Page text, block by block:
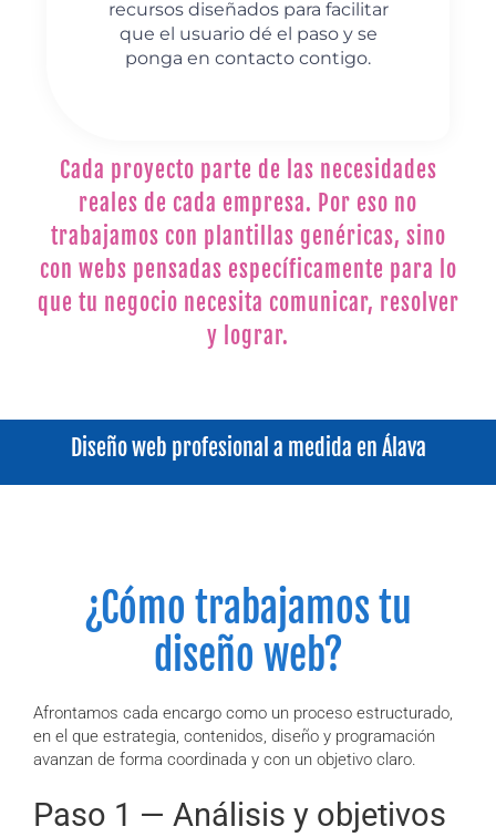
recursos diseñados para facilitar
que el usuario dé el paso y se
ponga en contacto contigo.
Cada proyecto parte de las necesidades
reales de cada empresa. Por eso no
trabajamos con plantillas genéricas, sino
con webs pensadas específicamente para lo
que tu negocio necesita comunicar, resolver
y lograr.
Diseño web profesional a medida en Álava
¿Cómo trabajamos tu
diseño web?
Afrontamos cada encargo como un proceso estructurado,
en el que estrategia, contenidos, diseño y programación
avanzan de forma coordinada y con un objetivo claro.
Paso 1 — Análisis y objetivos